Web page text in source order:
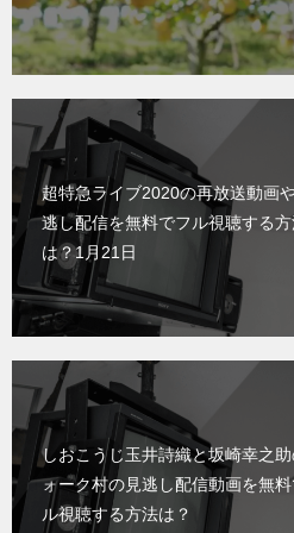
超特急ライブ2020の再放送動画
逃し配信を無料でフル視聴する
は？1月21日
しおこうじ玉井詩織と坂崎幸之
ォーク村の見逃し配信動画を無料
ル視聴する方法は？